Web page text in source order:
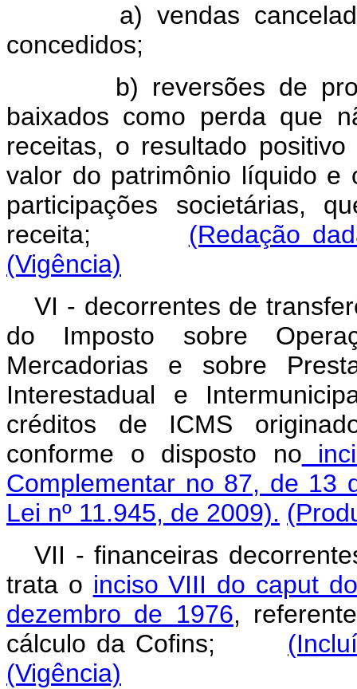
a) vendas canceladas
concedidos;
b) reversões de
baixados como perda que
receitas, o resultado
valor do patrimônio líquido e
participações societárias,
receita; (Redação
(Vigência)
VI - decorrentes de
do Imposto sobre
Mercadorias e sobre
Interestadual e
créditos de ICMS
conforme o disposto no
Complementar no 87, de 13
Lei nº 11.945, de 2009).
VII - financeiras
trata o inciso VIII do caput
dezembro de 1976,
cálculo da Cofins;
(Vigência)